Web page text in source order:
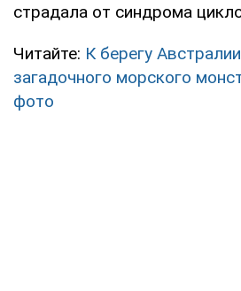
страдала от синдрома
Читайте: К берегу
загадочного морского
фото